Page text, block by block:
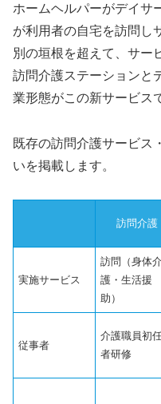
ホームヘルパーがデイサ
が利用者の自宅を訪問し
別の垣根を超えて、サー
訪問介護ステーションと
業形態がこの新サービス
既存の訪問介護サービス
いを掲載します。
訪問介護
実施サービス
訪問（身体
護・生活援
助）
従事者
介護職員初
者研修